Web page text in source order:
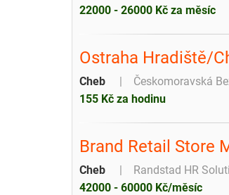
22000 - 26000 Kč za měsíc
Ostraha Hradiště/
Cheb
Českomoravská
155 Kč za hodinu
Brand Retail Store
Cheb
Randstad HR
42000 - 60000 Kč/měsíc